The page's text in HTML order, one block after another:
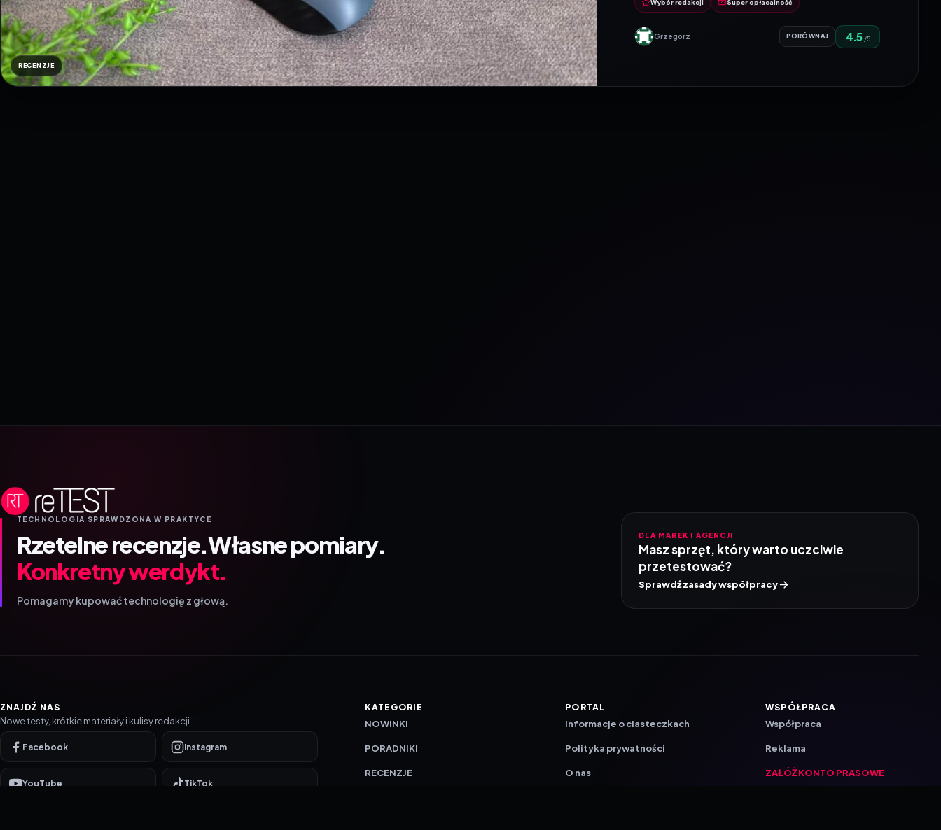
RECENZJE
Wybór redakcji Super opłacalność
Grzegorz PORÓWNAJ 4.5 /5
TECHNOLOGIA SPRAWDZONA W PRAKTYCE
Rzetelne recenzje.Własne pomiary.
Konkretny werdykt.
Pomagamy kupować technologię z głową.
DLA MAREK I AGENCJI
Masz sprzęt, który warto uczciwie
przetestować?
Sprawdź zasady współpracy
ZNAJDŹ NAS
Nowe testy, krótkie materiały i kulisy redakcji.
Facebook Instagram
YouTube TikTok
KATEGORIE
NOWINKI
PORADNIKI
RECENZJE
PORTAL
Informacje o ciasteczkach
Polityka prywatności
O nas
WSPÓŁPRACA
Współpraca
Reklama
ZAŁÓŻ KONTO PRASOWE